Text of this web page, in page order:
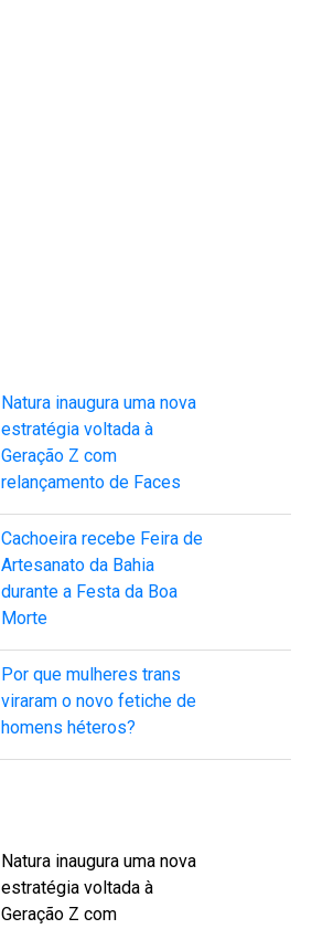
Natura inaugura uma nova
estratégia voltada à
Geração Z com
relançamento de Faces
Cachoeira recebe Feira de
Artesanato da Bahia
durante a Festa da Boa
Morte
Por que mulheres trans
viraram o novo fetiche de
homens héteros?
Natura inaugura uma nova
estratégia voltada à
Geração Z com